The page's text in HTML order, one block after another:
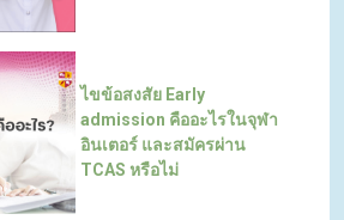
ไขข้อสงสัย Early
admission คืออะไรในจุฬา
อินเตอร์ และสมัครผ่าน
TCAS หรือไม่